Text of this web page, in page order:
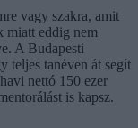
vagy szakra, amit
miatt eddig nem
A Budapesti
teljes tanéven át segít
nettó 150 ezer
is kapsz.